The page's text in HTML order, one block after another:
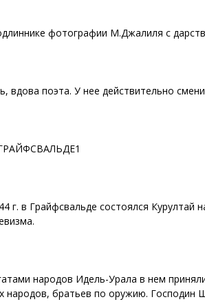
фотографии М.Джалиля с
вдова поэта. У нее действительно
г. в Грайфсвальде состоялся
народов Идель-Урала в нем
народов, братьев по оружию. Господин